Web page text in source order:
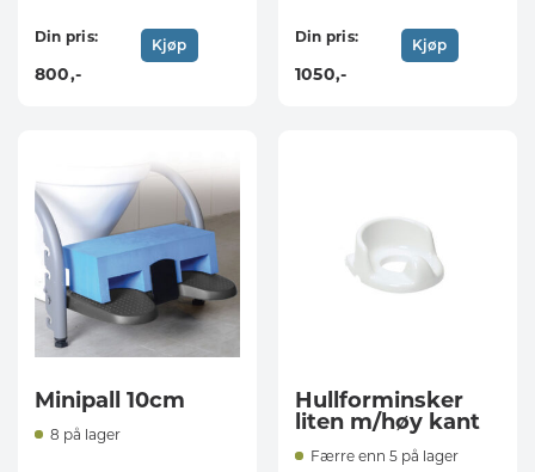
Din pris:
800,-
Kjøp Din pris:
1050,-
Kjøp
Minipall 10cm
8 på lager
Hullforminsker
liten m/høy kant
Færre enn 5 på lager